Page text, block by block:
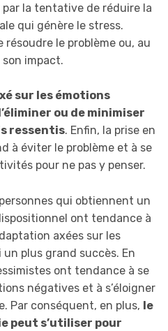
par la tentative de réduire la
qui génère le stress.
le problème ou, au
son impact.
sur les émotions
ou de minimiser
ressentis. Enfin, la prise en
à éviter le problème et à se
pour ne pas y penser.
qui obtiennent un
ont tendance à
axées sur les
plus grand succès. En
ont tendance à se
négatives et à s’éloigner
Par conséquent, en plus, le
peut s’utiliser pour